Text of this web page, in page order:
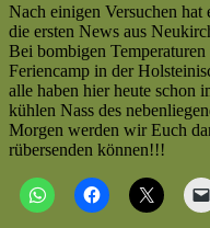
Nach einigen Versuchen
die ersten News aus
Bei bombigen
Feriencamp in der
alle haben hier heute schon
kühlen Nass des
Morgen werden wir Euch
rübersenden können!!!